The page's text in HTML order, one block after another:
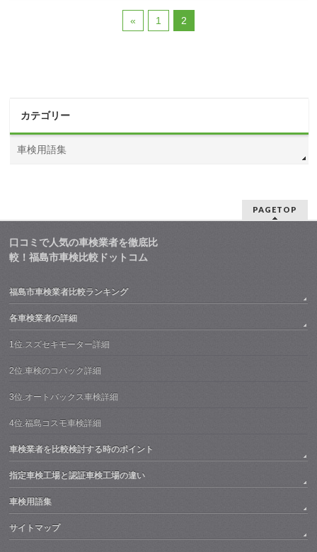
« 1 2
カテゴリー
車検用語集
PAGETOP
口コミで人気の車検業者を徹底比
較！福島市車検比較ドットコム
福島市車検業者比較ランキング
各車検業者の詳細
1位.スズセキモーター詳細
2位.車検のコバック詳細
3位.オートバックス車検詳細
4位.福島コスモ車検詳細
車検業者を比較検討する時のポイント
指定車検工場と認証車検工場の違い
車検用語集
サイトマップ